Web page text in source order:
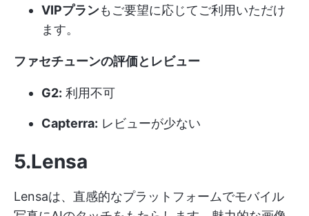
VIPプランもご要望に応じてご利用いただけ
ます。
ファセチューンの評価とレビュー
G2: 利用不可
Capterra: レビューが少ない
5.Lensa
Lensaは、直感的なプラットフォームでモバイル